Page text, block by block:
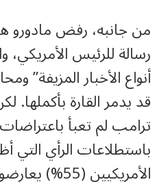
من جانبه، رفض مادورو
رسالة للرئيس الأمريكي،
أنواع الأخبار المزيفة”
قد يدمر القارة بأكملها.
ترامب لم تعبأ
باستطلاعات الرأي التي
الأمريكيين